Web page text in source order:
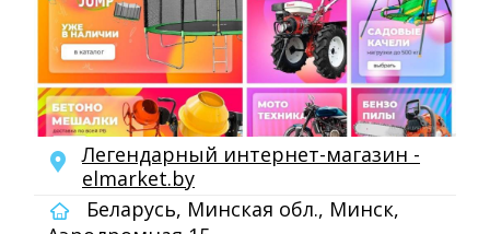
Легендарный интepнeт-мaгaзин -
elmarket.by
Беларусь, Минская обл., Минск,